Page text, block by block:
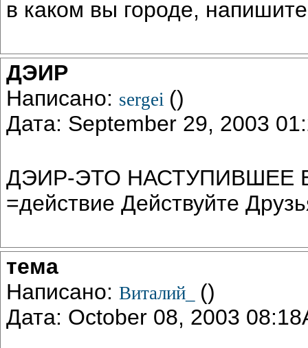
в каком вы городе, напишите
ДЭИР
Написано: sergei ()
Дата: September 29, 2003
ДЭИР-ЭТО НАСТУПИВШЕЕ
=действие Действуйте
тема
Написано: Виталий_ ()
Дата: October 08, 2003